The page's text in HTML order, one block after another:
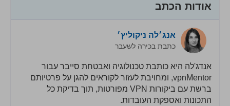
אודות הכתב
אנג׳לה ניקוליץ׳
כתבת בכירה לשעבר
אנדג'לה היא כותבת טכנולוגיה ואבטחת סייבר עבור
vpnMentor, ומחויבת לעזור לקוראים להגן על פרטיותם
ברשת עם ביקורות VPN מפורטות, תוך בדיקת כל
התכונות ואספקת העובדות.